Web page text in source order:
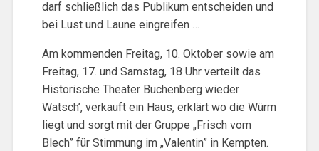
darf schließlich das Publikum entscheiden und
bei Lust und Laune eingreifen …
Am kommenden Freitag, 10. Oktober sowie am
Freitag, 17. und Samstag, 18 Uhr verteilt das
Historische Theater Buchenberg wieder
Watsch’, verkauft ein Haus, erklärt wo die Würm
liegt und sorgt mit der Gruppe „Frisch vom
Blech” für Stimmung im „Valentin” in Kempten.